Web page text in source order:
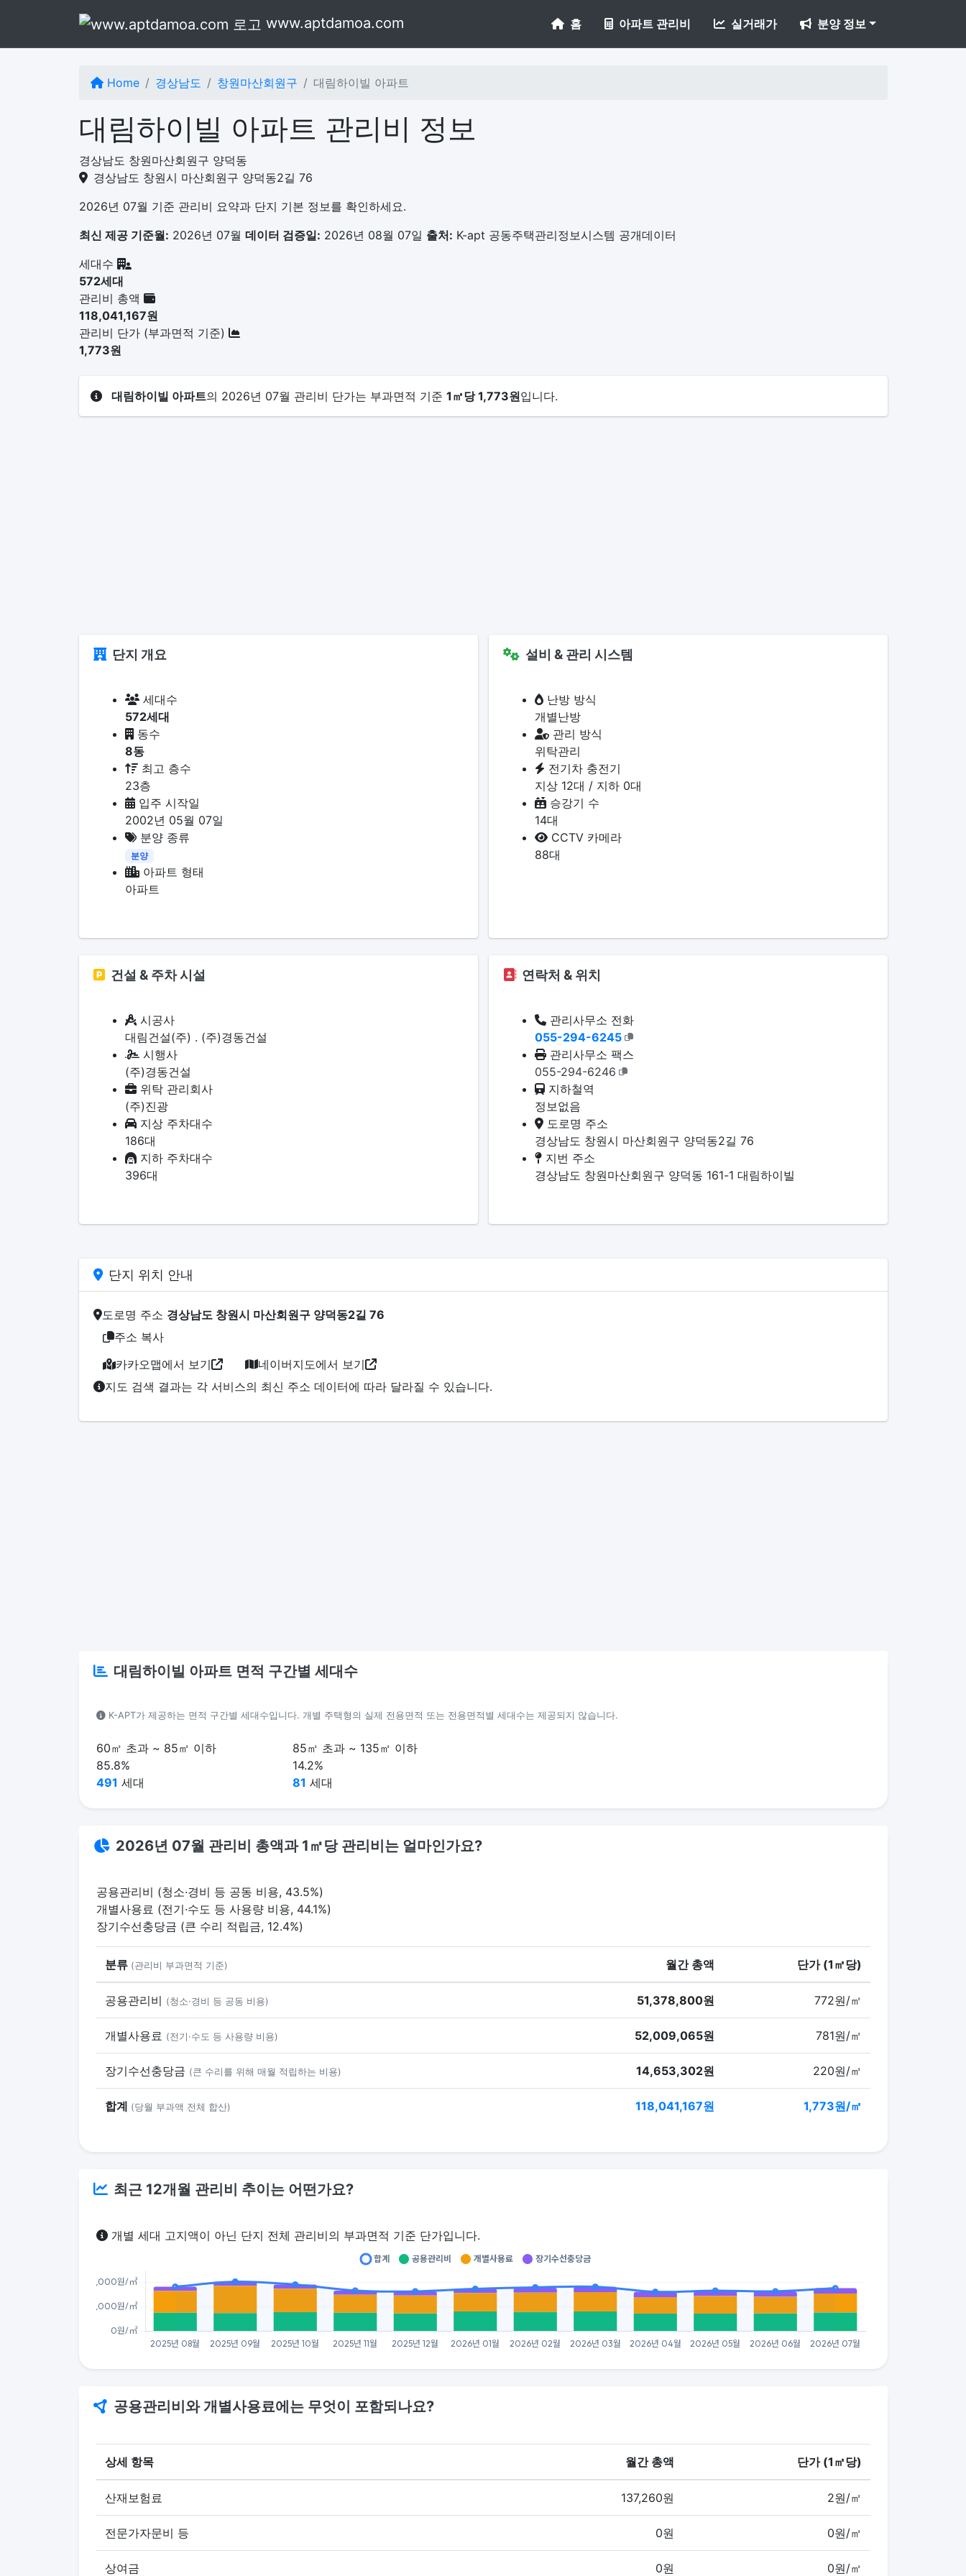
www.aptdamoa.com 홈 아파트 관리비 실거래가 분양 정보
Home 경상남도 창원마산회원구 대림하이빌 아파트
대림하이빌 아파트 관리비 정보
경상남도 창원마산회원구 양덕동
경상남도 창원시 마산회원구 양덕동2길 76
2026년 07월 기준 관리비 요약과 단지 기본 정보를 확인하세요.
최신 제공 기준월: 2026년 07월 데이터 검증일: 2026년 08월 07일 출처: K-apt 공동주택관리정보시스템 공개데이터
세대수
572세대
관리비 총액
118,041,167원
관리비 단가 (부과면적 기준)
1,773원
대림하이빌 아파트의 2026년 07월 관리비 단가는 부과면적 기준 1㎡당 1,773원입니다.
단지 개요
세대수
572세대
동수
8동
최고 층수
23층
입주 시작일
2002년 05월 07일
분양 종류
분양
아파트 형태
아파트
설비 & 관리 시스템
난방 방식
개별난방
관리 방식
위탁관리
전기차 충전기
지상 12대 / 지하 0대
승강기 수
14대
CCTV 카메라
88대
건설 & 주차 시설
시공사
대림건설(주) . (주)경동건설
시행사
(주)경동건설
위탁 관리회사
(주)진광
지상 주차대수
186대
지하 주차대수
396대
연락처 & 위치
관리사무소 전화
055-294-6245
관리사무소 팩스
055-294-6246
지하철역
정보없음
도로명 주소
경상남도 창원시 마산회원구 양덕동2길 76
지번 주소
경상남도 창원마산회원구 양덕동 161-1 대림하이빌
단지 위치 안내
도로명 주소 경상남도 창원시 마산회원구 양덕동2길 76
주소 복사
카카오맵에서 보기
네이버지도에서 보기
지도 검색 결과는 각 서비스의 최신 주소 데이터에 따라 달라질 수 있습니다.
대림하이빌 아파트 면적 구간별 세대수
K-APT가 제공하는 면적 구간별 세대수입니다. 개별 주택형의 실제 전용면적 또는 전용면적별 세대수는 제공되지 않습니다.
60㎡ 초과 ~ 85㎡ 이하
85.8%
491 세대
85㎡ 초과 ~ 135㎡ 이하
14.2%
81 세대
2026년 07월 관리비 총액과 1㎡당 관리비는 얼마인가요?
공용관리비 (청소·경비 등 공동 비용, 43.5%)
개별사용료 (전기·수도 등 사용량 비용, 44.1%)
장기수선충당금 (큰 수리 적립금, 12.4%)
분류 (관리비 부과면적 기준) 월간 총액 단가 (1㎡당)
공용관리비 (청소·경비 등 공동 비용) 51,378,800원 772원/㎡
개별사용료 (전기·수도 등 사용량 비용) 52,009,065원 781원/㎡
장기수선충당금 (큰 수리를 위해 매월 적립하는 비용) 14,653,302원 220원/㎡
합계 (당월 부과액 전체 합산) 118,041,167원 1,773원/㎡
최근 12개월 관리비 추이는 어떤가요?
개별 세대 고지액이 아닌 단지 전체 관리비의 부과면적 기준 단가입니다.
공용관리비와 개별사용료에는 무엇이 포함되나요?
상세 항목 월간 총액 단가 (1㎡당)
산재보험료 137,260원 2원/㎡
전문가자문비 등 0원 0원/㎡
상여금 0원 0원/㎡